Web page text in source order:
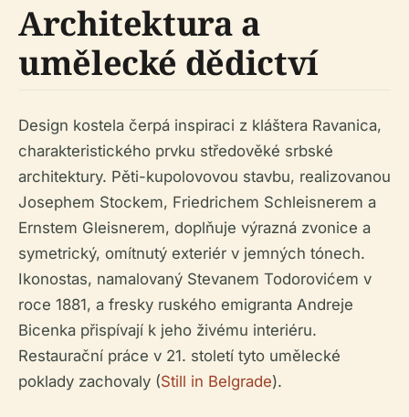
Architektura a
umělecké dědictví
Design kostela čerpá inspiraci z kláštera Ravanica,
charakteristického prvku středověké srbské
architektury. Pěti-kupolovovou stavbu, realizovanou
Josephem Stockem, Friedrichem Schleisnerem a
Ernstem Gleisnerem, doplňuje výrazná zvonice a
symetrický, omítnutý exteriér v jemných tónech.
Ikonostas, namalovaný Stevanem Todorovićem v
roce 1881, a fresky ruského emigranta Andreje
Bicenka přispívají k jeho živému interiéru.
Restaurační práce v 21. století tyto umělecké
poklady zachovaly (Still in Belgrade).